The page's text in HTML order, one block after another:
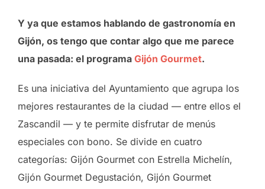
Y ya que estamos hablando de gastronomía en
Gijón, os tengo que contar algo que me parece
una pasada: el programa Gijón Gourmet.
Es una iniciativa del Ayuntamiento que agrupa los
mejores restaurantes de la ciudad — entre ellos el
Zascandil — y te permite disfrutar de menús
especiales con bono. Se divide en cuatro
categorías: Gijón Gourmet con Estrella Michelín,
Gijón Gourmet Degustación, Gijón Gourmet